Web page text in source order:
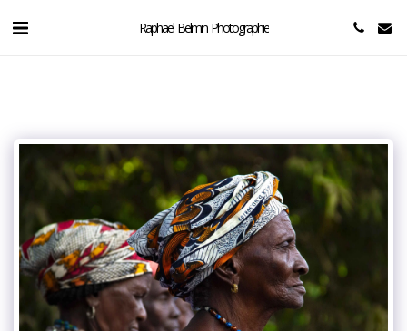
Raphael Belmin Photographie